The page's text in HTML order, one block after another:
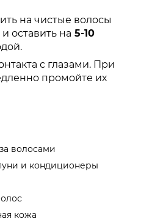
на чистые волосы
оставить на 5-10
с глазами. При
промойте их
волосами
и кондиционеры
кожа